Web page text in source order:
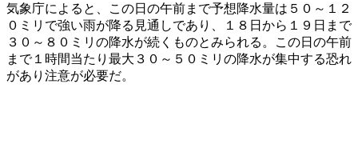
気象庁によると、この日の午前まで予想降水量は５０～１２
０ミリで強い雨が降る見通しであり、１８日から１９日まで
３０～８０ミリの降水が続くものとみられる。この日の午前
まで１時間当たり最大３０～５０ミリの降水が集中する恐れ
があり注意が必要だ。